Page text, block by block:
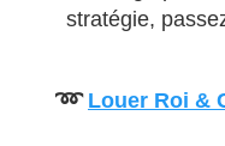
stratégie,
➿ Louer Roi &